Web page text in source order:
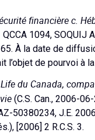
financière c.
1094, SOQUIJ
À la date de
l’objet de pourvoi à
du Canada,
(C.S. Can., 2006-
50380234, J.E.
[2006] 2 R.C.S. 3.